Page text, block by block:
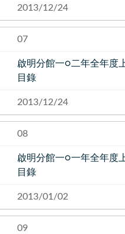
2013/12/24
07
啟明分館一○二年全年度
目錄
2013/12/24
08
啟明分館一○一年全年度
目錄
2013/01/02
09